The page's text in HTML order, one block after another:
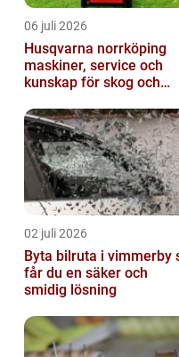
06 juli 2026
Husqvarna norrköping
maskiner, service och
kunskap för skog och
02 juli 2026
Byta bilruta i vimmerby så
får du en säker och
smidig lösning